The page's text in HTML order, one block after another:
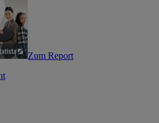
Zum Report